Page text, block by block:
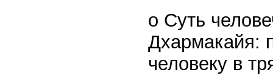
o Суть
Дхармакайя:
человеку в